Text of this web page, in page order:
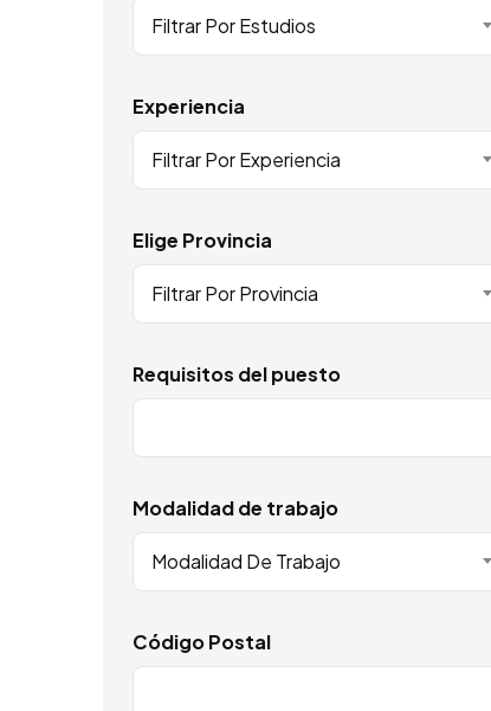
Filtrar Por Estudios
Experiencia
Filtrar Por Experiencia
Elige Provincia
Filtrar Por Provincia
Requisitos del puesto
Modalidad de trabajo
Modalidad De Trabajo
Código Postal